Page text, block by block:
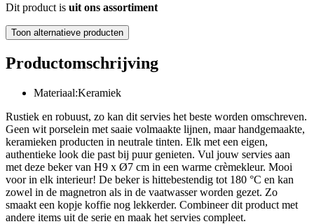
Dit product is uit ons assortiment
Toon alternatieve producten
Productomschrijving
Materiaal:Keramiek
Rustiek en robuust, zo kan dit servies het beste worden omschreven.
Geen wit porselein met saaie volmaakte lijnen, maar handgemaakte,
keramieken producten in neutrale tinten. Elk met een eigen,
authentieke look die past bij puur genieten. Vul jouw servies aan
met deze beker van H9 x Ø7 cm in een warme crèmekleur. Mooi
voor in elk interieur! De beker is hittebestendig tot 180 °C en kan
zowel in de magnetron als in de vaatwasser worden gezet. Zo
smaakt een kopje koffie nog lekkerder. Combineer dit product met
andere items uit de serie en maak het servies compleet.